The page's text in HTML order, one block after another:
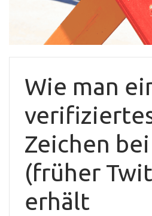
Wie man
Zeichen
(früher
erhält